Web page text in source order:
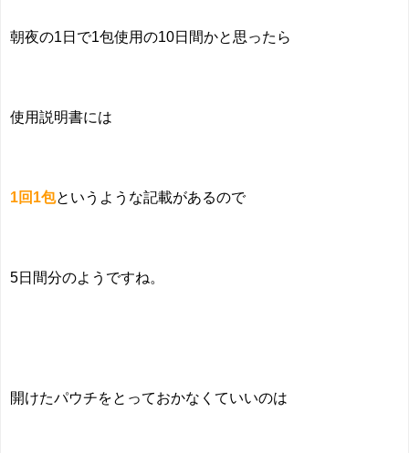
朝夜の1日で1包使用の10日間かと思ったら
使用説明書には
1回1包というような記載があるので
5日間分のようですね。
開けたパウチをとっておかなくていいのは